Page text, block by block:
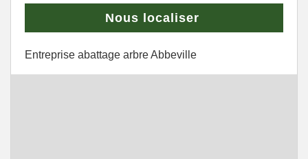
Nous localiser
Entreprise abattage arbre Abbeville